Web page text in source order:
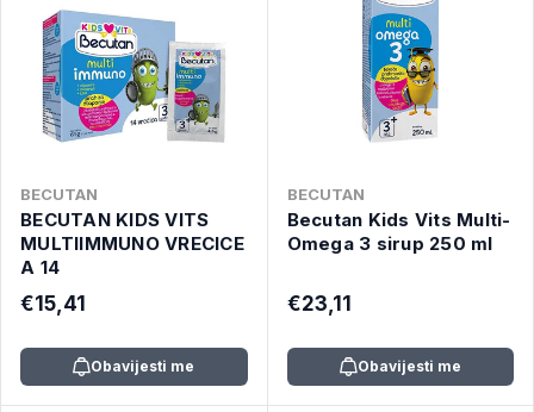
BECUTAN
BECUTAN KIDS VITS
MULTIIMMUNO VRECICE
A 14
€15,41
Obavijesti me
BECUTAN
Becutan Kids Vits Multi-
Omega 3 sirup 250 ml
€23,11
Obavijesti me